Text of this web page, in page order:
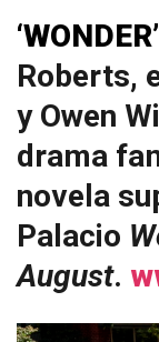
‘WONDER’
Roberts,
y Owen
drama
novela
Palacio
August.